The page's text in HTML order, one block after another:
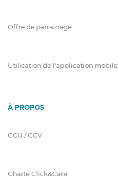
Offre de parrainage
Utilisation de l'application mobile
À PROPOS
CGU / GGV
Charte Click&Care